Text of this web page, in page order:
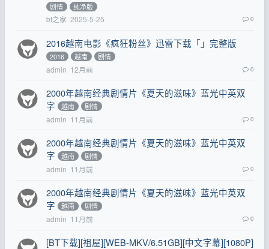
剧情
纯净版
bt之家 2025-5-25 0
2016越南电影《疯狂粉丝》迅雷下载「」完整版
2016 越南 剧情
admin 12月前 0
2000年越南经典剧情片《夏天的滋味》蓝光中英双
字
越南 剧情
admin 11月前 0
2000年越南经典剧情片《夏天的滋味》蓝光中英双
字
越南 剧情
admin 11月前 0
2000年越南经典剧情片《夏天的滋味》蓝光中英双
字
越南 剧情
admin 11月前 0
[BT下载][祖屋][WEB-MKV/6.51GB][中文字幕][1080P]